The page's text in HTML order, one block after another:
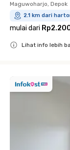
Maguwoharjo, Depok
2.1 km dari
mulai dari
Lihat info lebih